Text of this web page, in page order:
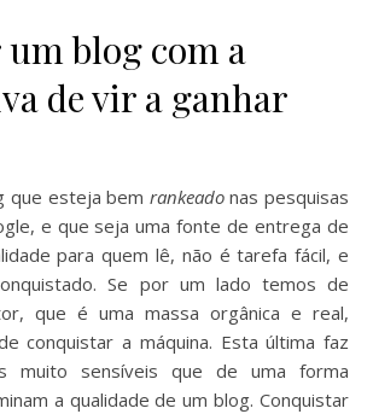
blog com a
de vir a ganhar
que esteja bem rankeadonas pesquisas
e que seja uma fonte de entrega de
para quem lê, não é tarefa fácil, e
Se por um lado temos de
que é uma massa orgânica e real,
conquistar a máquina. Esta última faz
muito sensíveis que de uma forma
a qualidade de um blog. Conquistar